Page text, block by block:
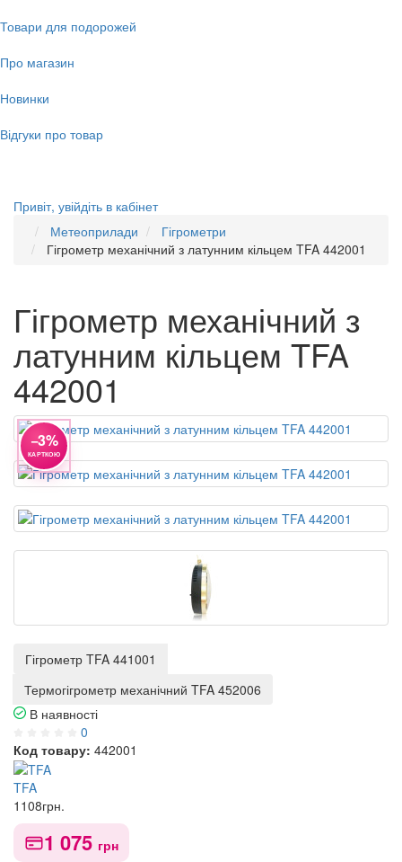
Товари для подорожей
Про магазин
Новинки
Відгуки про товар
Привіт, увійдіть в кабінет
Метеоприлади
Гігрометри
Гігрометр механічний з латунним кільцем TFA 442001
Гігрометр механічний з
латунним кільцем TFA
442001
−3%
КАРТКОЮ
Гігрометр TFA 441001
Термогігрометр механічний TFA 452006
В наявності
0
Код товару: 442001
TFA
1108грн.
1 075 грн